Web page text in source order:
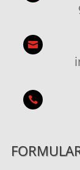

